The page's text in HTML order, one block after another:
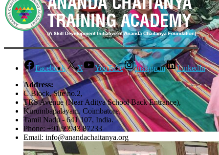
Facebook X YouTube Instagram
LinkedIn
Address:
C Block, Site no.2,
TRS Avenue (Near Aditya School Back Entrance),
Kurumbapalayam, Coimbatore,
Tamil Nadu - 641 107, India.
Phone: +91 99943 87233
Email: info@anandachaitanya.org